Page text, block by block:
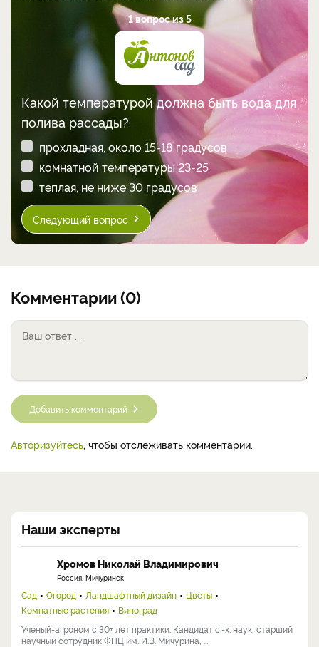
1 вопрос из 5
Какой температурой должна быть вода для
полива рассады?
прохладная, около 15-18 градусов
комнатной температуры 23-25
теплая, не ниже 30 градусов
Следующий вопрос
Комментарии (0)
Добавить комментарий
Авторизуйтесь, чтобы отслеживать комментарии.
Наши эксперты
Хромов Николай Владимирович
Россия, Мичуринск
Сад Огород Ландшафтный дизайн
Цветы
Комнатные растения
Виноград
Ученый-агроном с 30+ лет практики. Кандидат с.-х. наук, старший
научный сотрудник ФНЦ им. И.В. Мичурина, ...